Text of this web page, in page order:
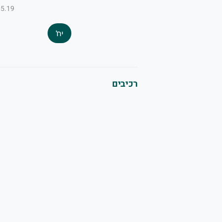
₪5.19 ל-
יח'
רכיבים